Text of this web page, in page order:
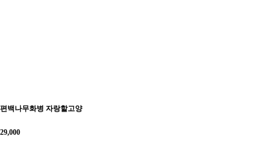
편백나무화병 자랑할고양
29,000